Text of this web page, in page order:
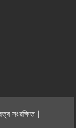
সংরক্ষিত |